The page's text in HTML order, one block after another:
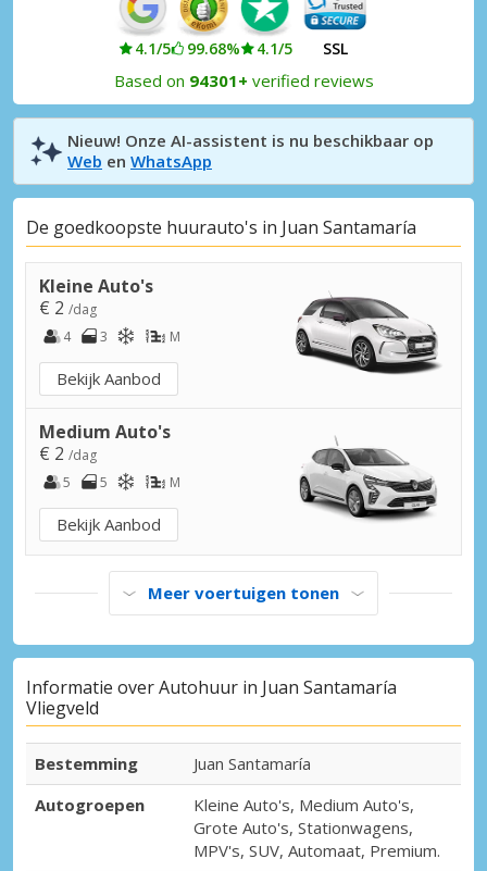
4.1/5 99.68% 4.1/5 SSL
Based on 94301+ verified reviews
Nieuw! Onze AI-assistent is nu beschikbaar op
Web en WhatsApp
De goedkoopste huurauto's in Juan Santamaría
Kleine Auto's
€ 2 /dag
4
3 M
Bekijk Aanbod
Medium Auto's
€ 2 /dag
5
5 M
Bekijk Aanbod
Meer voertuigen tonen
Informatie over Autohuur in Juan Santamaría
Vliegveld
Bestemming
Juan Santamaría
Autogroepen
Kleine Auto's, Medium Auto's,
Grote Auto's, Stationwagens,
MPV's, SUV, Automaat, Premium.